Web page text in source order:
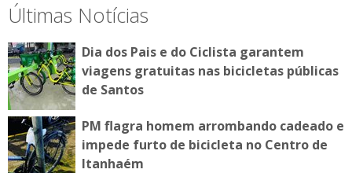
Últimas Notícias
Dia dos Pais e do Ciclista garantem
viagens gratuitas nas bicicletas públicas
de Santos
PM flagra homem arrombando cadeado e
impede furto de bicicleta no Centro de
Itanhaém